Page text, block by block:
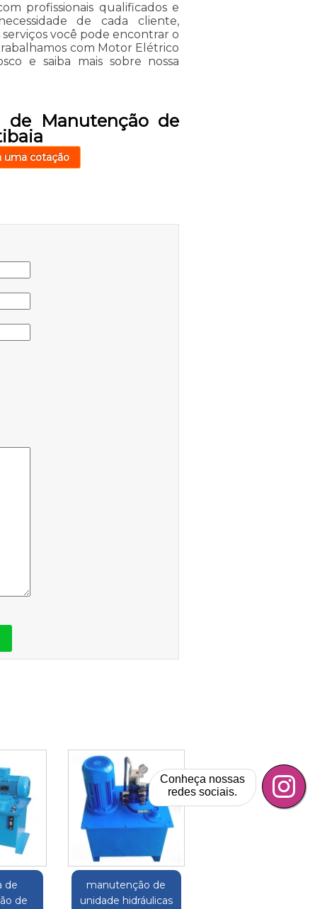
profissionais qualificados e
de cada cliente,
serviços você pode encontrar o
com Motor Elétrico
e saiba mais sobre nossa
de Manutenção de
uma cotação
de
de
manutenção de
unidade hidráulicas
Conheça nossas
redes sociais.